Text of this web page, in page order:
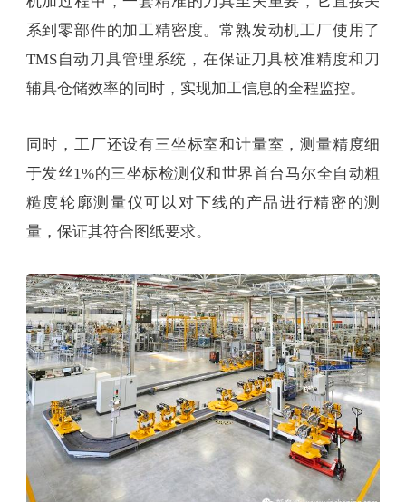
系到零部件的加工精密度。常熟发动机工厂使用了
TMS自动刀具管理系统，在保证刀具校准精度和刀
辅具仓储效率的同时，实现加工信息的全程监控。
同时，工厂还设有三坐标室和计量室，测量精度细
于发丝1%的三坐标检测仪和世界首台马尔全自动粗
糙度轮廓测量仪可以对下线的产品进行精密的测
量，保证其符合图纸要求。